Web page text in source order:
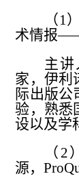
（ 1
术情报
主
家，伊利
际出版公
验，熟悉
设以及学
（ 2
源，